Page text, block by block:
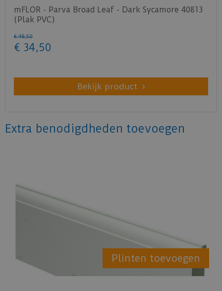
mFLOR - Parva Broad Leaf - Dark Sycamore 40813
(Plak PVC)
€ 48,50
€ 34,50
Bekijk product
Extra benodigdheden toevoegen
Plinten toevoegen